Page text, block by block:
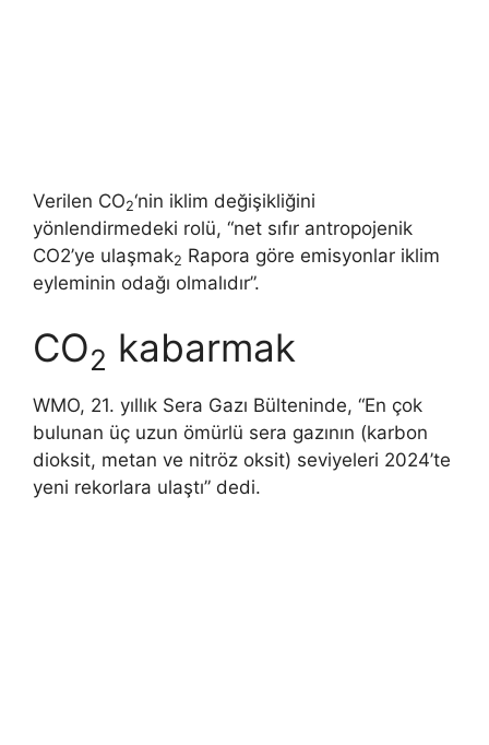
Verilen CO2‘nin iklim değişikliğini
yönlendirmedeki rolü, “net sıfır antropojenik
CO2’ye ulaşmak2 Rapora göre emisyonlar iklim
eyleminin odağı olmalıdır”.
CO2 kabarmak
WMO, 21. yıllık Sera Gazı Bülteninde, “En çok
bulunan üç uzun ömürlü sera gazının (karbon
dioksit, metan ve nitröz oksit) seviyeleri 2024’te
yeni rekorlara ulaştı” dedi.